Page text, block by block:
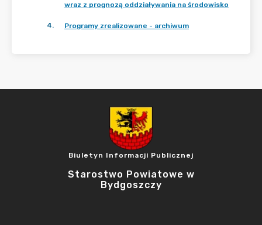
wraz z prognozą oddziaływania na środowisko
4. Programy zrealizowane - archiwum
Biuletyn Informacji Publicznej
Starostwo Powiatowe w
Bydgoszczy